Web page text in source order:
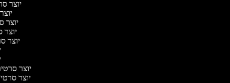
יוצר
יוצר
יוצר
יוצר
יוצר
יוצר